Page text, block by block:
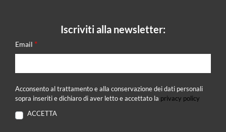
Iscriviti alla newsletter:
Email *
Acconsento al trattamento e alla conservazione dei dati personali
sopra inseriti e dichiaro di aver letto e accettato la privacy policy
ACCETTA